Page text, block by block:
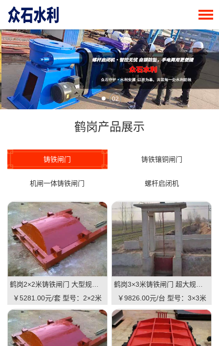
02
鹤岗产品展示
铸铁闸门 铸铁镶铜闸门
机闸一体铸铁闸门 螺杆启闭机
￥5281.00元/套 型号：2×2米
￥9826.00元/台 型号：3×3米